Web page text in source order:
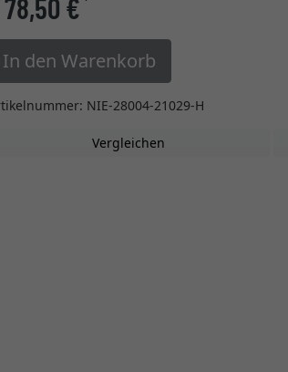
78,50 €
In den Warenkorb
NIE-28004-21029-H
Vergleichen